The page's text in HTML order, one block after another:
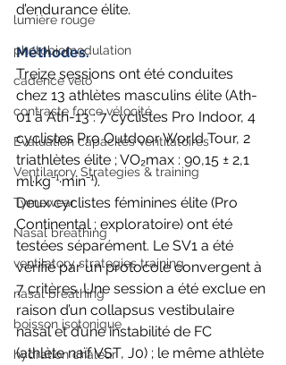
lumière rouge
photobiomodulation
cadence vélo
contraste force vélocité
Evaluation capacités ventilatoires
Ventilarory Strategies & training
Tymewear
Nasal breathing
ventilatory strategies training
nasal breathing
boisson isotonique
hydration chaleur
d’endurance élite.
Méthodes.
Treize sessions ont été conduites
chez 13 athlètes masculins élite (Ath-
01 à Ath-13 : 7 cyclistes Pro Indoor, 4
cyclistes Pro Outdoor World Tour, 2
triathlètes élite ; VO₂max : 90,15 ± 2,1
ml·kg⁻¹·min⁻¹).
Deux cyclistes féminines élite (Pro
Continental ; exploratoire) ont été
testées séparément. Le SV1 a été
vérifié par un protocole convergent à
7 critères. Une session a été exclue en
raison d’un collapsus vestibulaire
nasal et d’une instabilité de FC
(athlète naïf VST, J0) ; le même athlète